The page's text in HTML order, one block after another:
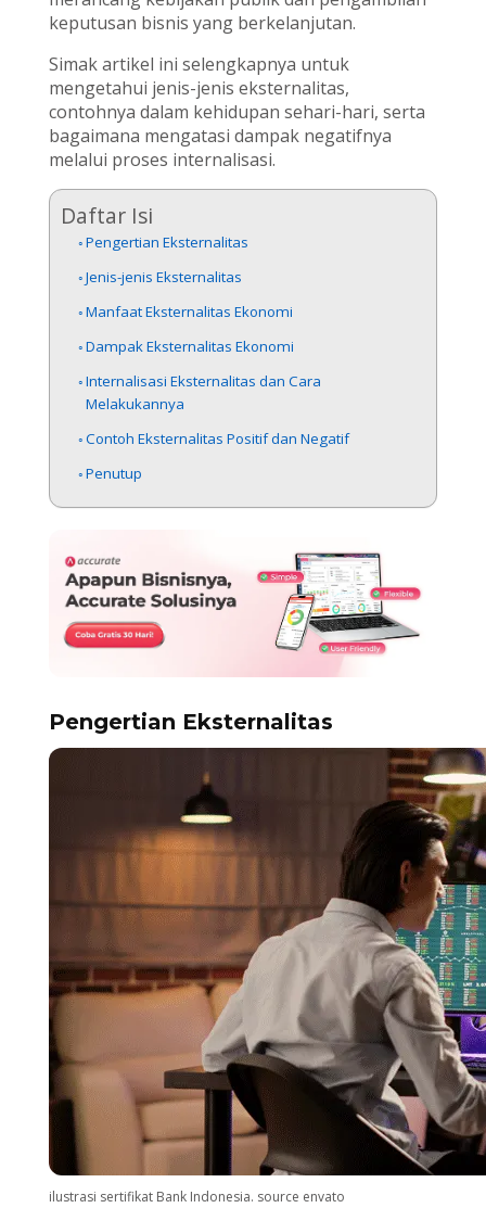
keputusan bisnis yang berkelanjutan.
Simak artikel ini selengkapnya untuk
mengetahui jenis-jenis eksternalitas,
contohnya dalam kehidupan sehari-hari, serta
bagaimana mengatasi dampak negatifnya
melalui proses internalisasi.
Daftar Isi
Pengertian Eksternalitas
Jenis-jenis Eksternalitas
Manfaat Eksternalitas Ekonomi
Dampak Eksternalitas Ekonomi
Internalisasi Eksternalitas dan Cara
Melakukannya
Contoh Eksternalitas Positif dan Negatif
Penutup
Pengertian Eksternalitas
ilustrasi sertifikat Bank Indonesia. source envato